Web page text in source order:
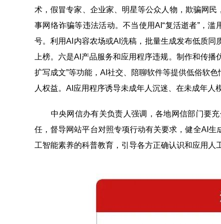
术，假冒专家、企业家、明星等公众人物，欺骗网
事网络诈骗等违法活动。不当使用AI“复活逝者”，
号。利用AI内容农场或AI洗稿，批量生成发布低质
上榜。六是AI产品服务和应用程序违规。制作和传
扩写成文”等功能，AI社交、陪聊软件等提供低俗软
人权益。AI应用程序诱导未成年人沉迷、在未成年
中央网信办有关负责人强调，各地网信部门要充
任，督导网站平台对照专项行动有关要求，健全AI
工智能素养的科普教育，引导各方正确认识和应用人